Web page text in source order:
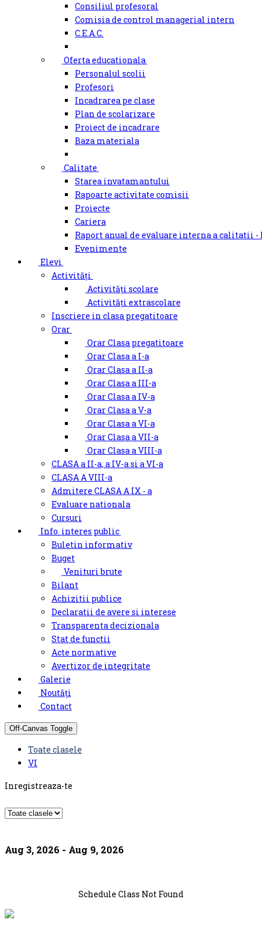
Consiliul profesoral
Comisia de control managerial intern
C.E.A.C.
Oferta educationala
Personalul scolii
Profesori
Incadrarea pe clase
Plan de scolarizare
Proiect de incadrare
Baza materiala
Calitate
Starea invatamantului
Rapoarte activitate comisii
Proiecte
Cariera
Raport anual de evaluare interna a calitatii -
Evenimente
Elevi
Activități
Activități scolare
Activități extrascolare
Inscriere in clasa pregatitoare
Orar
Orar Clasa pregatitoare
Orar Clasa a I-a
Orar Clasa a II-a
Orar Clasa a III-a
Orar Clasa a IV-a
Orar Clasa a V-a
Orar Clasa a VI-a
Orar Clasa a VII-a
Orar Clasa a VIII-a
CLASA a II-a, a IV-a si a VI-a
CLASA A VIII-a
Admitere CLASA A IX - a
Evaluare nationala
Cursuri
Info. interes public
Buletin informativ
Buget
Venituri brute
Bilant
Achizitii publice
Declaratii de avere si interese
Transparenta decizionala
Stat de functii
Acte normative
Avertizor de integritate
Galerie
Noutăți
Contact
Off-Canvas Toggle
Toate clasele
VI
Inregistreaza-te
Aug 3, 2026 - Aug 9, 2026
Schedule Class Not Found